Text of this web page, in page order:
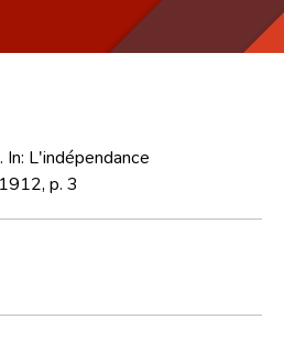
L'indépendance
p. 3